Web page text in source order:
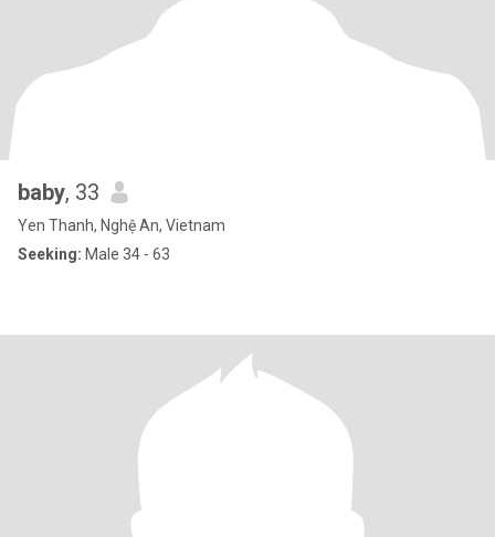
baby, 33
Yen Thanh, Nghệ An, Vietnam
Seeking: Male 34 - 63